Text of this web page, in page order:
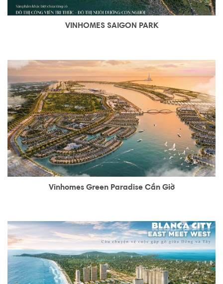
VINHOMES SAIGON PARK
Vinhomes Green Paradise Cần Giờ